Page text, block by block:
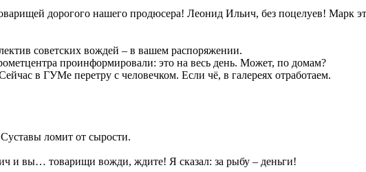
дорогого нашего продюсера! Леонид Ильич, без поцелуев! Марк
советских вождей – в вашем распоряжении.
проинформировали: это на весь день. Может, по домам?
в ГУМе перетру с человечком. Если чё, в галереях отработаем.
ломит от сырости.
и вы… товарищи вожди, ждите! Я сказал: за рыбу – деньги!